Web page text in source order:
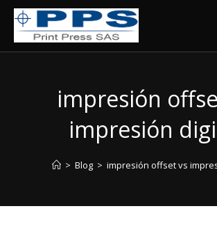
Saltar
contenido
impresión
impresión
> Blog > impresión offset vs